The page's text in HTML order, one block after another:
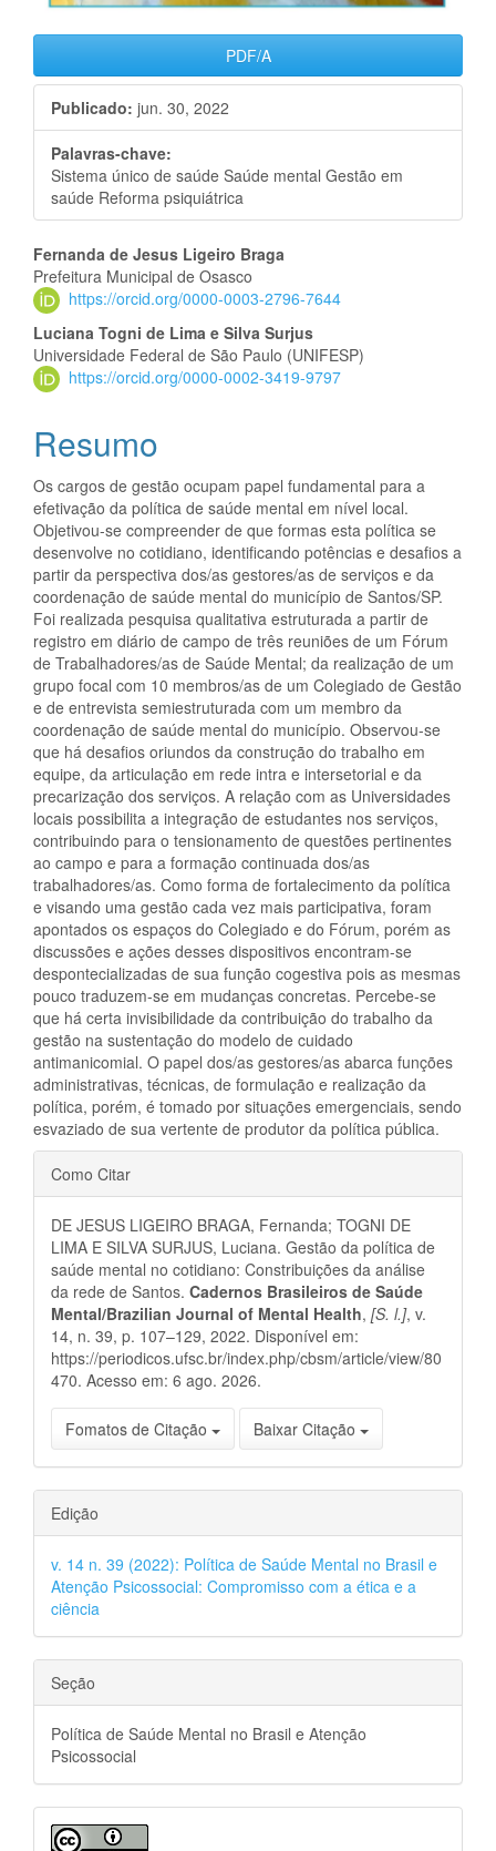
PDF/A
Publicado: jun. 30, 2022
Palavras-chave:
Sistema único de saúde Saúde mental Gestão em
saúde Reforma psiquiátrica
Conteúdo
do
artigo
principal
Fernanda de Jesus Ligeiro Braga
Prefeitura Municipal de Osasco
https://orcid.org/0000-0003-2796-7644
Luciana Togni de Lima e Silva Surjus
Universidade Federal de São Paulo (UNIFESP)
https://orcid.org/0000-0002-3419-9797
Resumo
Os cargos de gestão ocupam papel fundamental para a
efetivação da política de saúde mental em nível local.
Objetivou-se compreender de que formas esta política se
desenvolve no cotidiano, identificando potências e desafios a
partir da perspectiva dos/as gestores/as de serviços e da
coordenação de saúde mental do município de Santos/SP.
Foi realizada pesquisa qualitativa estruturada a partir de
registro em diário de campo de três reuniões de um Fórum
de Trabalhadores/as de Saúde Mental; da realização de um
grupo focal com 10 membros/as de um Colegiado de Gestão
e de entrevista semiestruturada com um membro da
coordenação de saúde mental do município. Observou-se
que há desafios oriundos da construção do trabalho em
equipe, da articulação em rede intra e intersetorial e da
precarização dos serviços. A relação com as Universidades
locais possibilita a integração de estudantes nos serviços,
contribuindo para o tensionamento de questões pertinentes
ao campo e para a formação continuada dos/as
trabalhadores/as. Como forma de fortalecimento da política
e visando uma gestão cada vez mais participativa, foram
apontados os espaços do Colegiado e do Fórum, porém as
discussões e ações desses dispositivos encontram-se
despontecializadas de sua função cogestiva pois as mesmas
pouco traduzem-se em mudanças concretas. Percebe-se
que há certa invisibilidade da contribuição do trabalho da
gestão na sustentação do modelo de cuidado
antimanicomial. O papel dos/as gestores/as abarca funções
administrativas, técnicas, de formulação e realização da
política, porém, é tomado por situações emergenciais, sendo
esvaziado de sua vertente de produtor da política pública.
Detalhes
do
artigo
Como Citar
DE JESUS LIGEIRO BRAGA, Fernanda; TOGNI DE
LIMA E SILVA SURJUS, Luciana. Gestão da política de
saúde mental no cotidiano: Constribuições da análise
da rede de Santos. Cadernos Brasileiros de Saúde
Mental/Brazilian Journal of Mental Health, [S. l.], v.
14, n. 39, p. 107–129, 2022. Disponível em:
https://periodicos.ufsc.br/index.php/cbsm/article/view/80
470. Acesso em: 6 ago. 2026.
Fomatos de Citação Baixar Citação
Edição
v. 14 n. 39 (2022): Política de Saúde Mental no Brasil e
Atenção Psicossocial: Compromisso com a ética e a
ciência
Seção
Política de Saúde Mental no Brasil e Atenção
Psicossocial